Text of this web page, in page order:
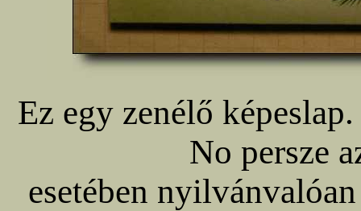
Ez egy zenélő
No persze
esetében